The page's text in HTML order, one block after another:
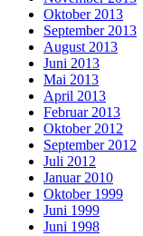
Oktober 2013
September 2013
August 2013
Juni 2013
Mai 2013
April 2013
Februar 2013
Oktober 2012
September 2012
Juli 2012
Januar 2010
Oktober 1999
Juni 1999
Juni 1998